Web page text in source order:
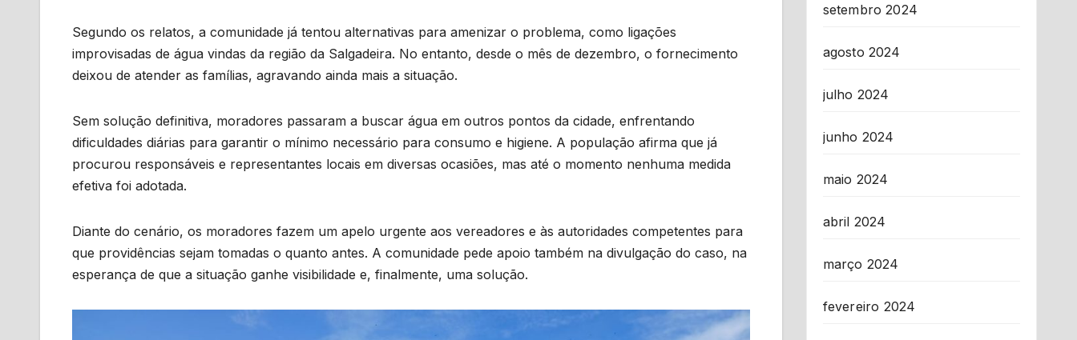
Segundo os relatos, a comunidade já tentou alternativas para amenizar o problema, como ligações
improvisadas de água vindas da região da Salgadeira. No entanto, desde o mês de dezembro, o fornecimento
deixou de atender as famílias, agravando ainda mais a situação.
Sem solução definitiva, moradores passaram a buscar água em outros pontos da cidade, enfrentando
dificuldades diárias para garantir o mínimo necessário para consumo e higiene. A população afirma que já
procurou responsáveis e representantes locais em diversas ocasiões, mas até o momento nenhuma medida
efetiva foi adotada.
Diante do cenário, os moradores fazem um apelo urgente aos vereadores e às autoridades competentes para
que providências sejam tomadas o quanto antes. A comunidade pede apoio também na divulgação do caso, na
esperança de que a situação ganhe visibilidade e, finalmente, uma solução.
setembro 2024
agosto 2024
julho 2024
junho 2024
maio 2024
abril 2024
março 2024
fevereiro 2024